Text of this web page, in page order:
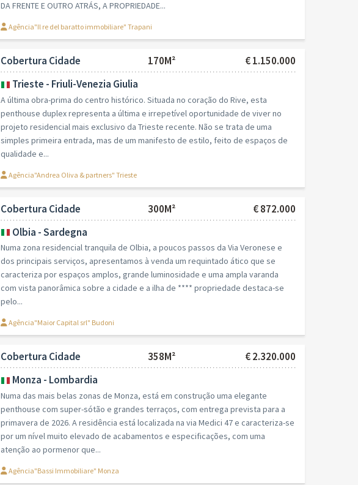
DA FRENTE E OUTRO ATRÁS, A PROPRIEDADE...
Agência"Il re del baratto immobiliare" Trapani
Cobertura Cidade 170M²
€ 1.150.000
Trieste - Friuli-Venezia Giulia
A última obra-prima do centro histórico. Situada no coração do Rive, esta
penthouse duplex representa a última e irrepetível oportunidade de viver no
projeto residencial mais exclusivo da Trieste recente. Não se trata de uma
simples primeira entrada, mas de um manifesto de estilo, feito de espaços de
qualidade e...
Agência"Andrea Oliva & partners" Trieste
Cobertura Cidade 300M²
€ 872.000
Olbia - Sardegna
Numa zona residencial tranquila de Olbia, a poucos passos da Via Veronese e
dos principais serviços, apresentamos à venda um requintado ático que se
caracteriza por espaços amplos, grande luminosidade e uma ampla varanda
com vista panorâmica sobre a cidade e a ilha de **** propriedade destaca-se
pelo...
Agência"Maior Capital srl" Budoni
Cobertura Cidade 358M²
€ 2.320.000
Monza - Lombardia
Numa das mais belas zonas de Monza, está em construção uma elegante
penthouse com super-sótão e grandes terraços, com entrega prevista para a
primavera de 2026. A residência está localizada na via Medici 47 e caracteriza-se
por um nível muito elevado de acabamentos e especificações, com uma
atenção ao pormenor que...
Agência"Bassi Immobiliare" Monza